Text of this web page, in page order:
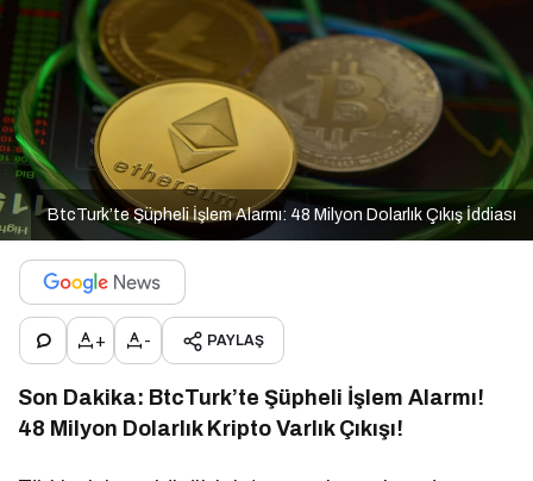
BtcTurk’te Şüpheli İşlem Alarmı: 48 Milyon Dolarlık Çıkış İddiası
+ - PAYLAŞ
Son Dakika: BtcTurk’te Şüpheli İşlem Alarmı!
48 Milyon Dolarlık Kripto Varlık Çıkışı!